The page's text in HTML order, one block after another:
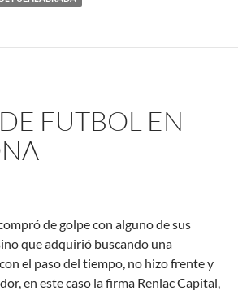
FUTBOL EN
de golpe con alguno de sus
que adquirió buscando una
el paso del tiempo, no hizo frente y
en este caso la firma Renlac Capital,